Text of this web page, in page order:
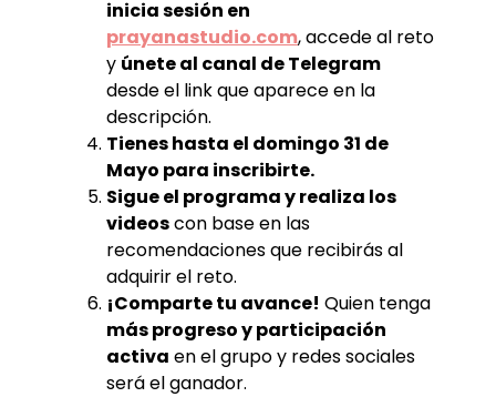
inicia sesión en
prayanastudio.com, accede al reto
y únete al canal de Telegram
desde el link que aparece en la
descripción.
Tienes hasta el domingo 31 de
Mayo para inscribirte.
Sigue el programa y realiza los
videoscon base en las
recomendaciones que recibirás al
adquirir el reto.
¡Comparte tu avance! Quien tenga
más progreso y participación
activa en el grupo y redes sociales
será el ganador.